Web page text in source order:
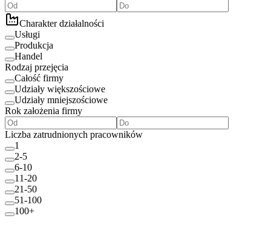
Charakter działalności
Usługi
Produkcja
Handel
Rodzaj przejęcia
Całość firmy
Udziały większościowe
Udziały mniejszościowe
Rok założenia firmy
Liczba zatrudnionych pracowników
1
2-5
6-10
11-20
21-50
51-100
100+